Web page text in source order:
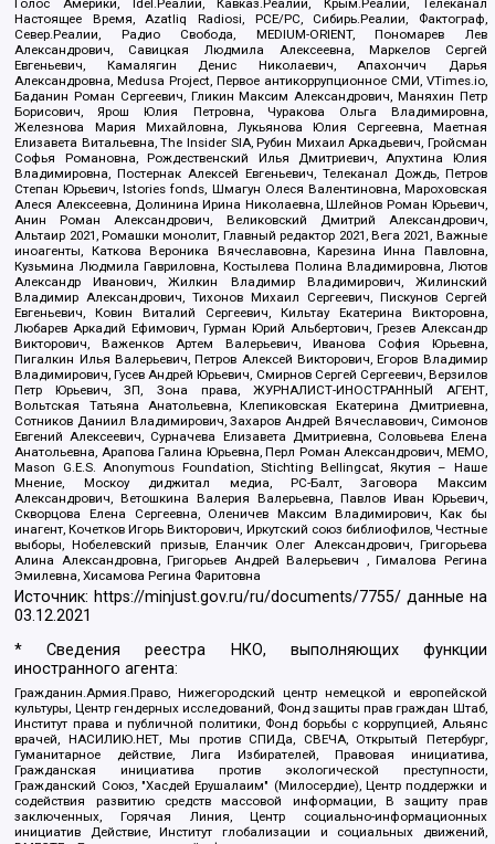
Настоящее Время, Azatliq Radiosi, PCE/PC, Сибирь.Реалии, Фактограф,
Север.Реалии, Радио Свобода, MEDIUM-ORIENT, Пономарев Лев
Александрович, Савицкая Людмила Алексеевна, Маркелов Сергей
Евгеньевич, Камалягин Денис Николаевич, Апахончич Дарья
Александровна, Medusa Project, Первое антикоррупционное СМИ, VTimes.io,
Баданин Роман Сергеевич, Гликин Максим Александрович, Маняхин Петр
Борисович, Ярош Юлия Петровна, Чуракова Ольга Владимировна,
Железнова Мария Михайловна, Лукьянова Юлия Сергеевна, Маетная
Елизавета Витальевна, The Insider SIA, Рубин Михаил Аркадьевич, Гройсман
Софья Романовна, Рождественский Илья Дмитриевич, Апухтина Юлия
Владимировна, Постернак Алексей Евгеньевич, Телеканал Дождь, Петров
Степан Юрьевич, Istories fonds, Шмагун Олеся Валентиновна, Мароховская
Алеся Алексеевна, Долинина Ирина Николаевна, Шлейнов Роман Юрьевич,
Анин Роман Александрович, Великовский Дмитрий Александрович,
Альтаир 2021, Ромашки монолит, Главный редактор 2021, Вега 2021, Важные
иноагенты, Каткова Вероника Вячеславовна, Карезина Инна Павловна,
Кузьмина Людмила Гавриловна, Костылева Полина Владимировна, Лютов
Александр Иванович, Жилкин Владимир Владимирович, Жилинский
Владимир Александрович, Тихонов Михаил Сергеевич, Пискунов Сергей
Евгеньевич, Ковин Виталий Сергеевич, Кильтау Екатерина Викторовна,
Любарев Аркадий Ефимович, Гурман Юрий Альбертович, Грезев Александр
Викторович, Важенков Артем Валерьевич, Иванова София Юрьевна,
Пигалкин Илья Валерьевич, Петров Алексей Викторович, Егоров Владимир
Владимирович, Гусев Андрей Юрьевич, Смирнов Сергей Сергеевич, Верзилов
Петр Юрьевич, ЗП, Зона права, ЖУРНАЛИСТ-ИНОСТРАННЫЙ АГЕНТ,
Вольтская Татьяна Анатольевна, Клепиковская Екатерина Дмитриевна,
Сотников Даниил Владимирович, Захаров Андрей Вячеславович, Симонов
Евгений Алексеевич, Сурначева Елизавета Дмитриевна, Соловьева Елена
Анатольевна, Арапова Галина Юрьевна, Перл Роман Александрович, МЕМО,
Mason G.E.S. Anonymous Foundation, Stichting Bellingcat, Якутия – Наше
Мнение, Москоу диджитал медиа, РС-Балт, Заговора Максим
Александрович, Ветошкина Валерия Валерьевна, Павлов Иван Юрьевич,
Скворцова Елена Сергеевна, Оленичев Максим Владимирович, Как бы
инагент, Кочетков Игорь Викторович, Иркутский союз библиофилов, Честные
выборы, Нобелевский призыв, Еланчик Олег Александрович, Григорьева
Алина Александровна, Григорьев Андрей Валерьевич , Гималова Регина
Эмилевна, Хисамова Регина Фаритовна
Источник: https://minjust.gov.ru/ru/documents/7755/ данные на
03.12.2021
* Сведения реестра НКО, выполняющих функции
иностранного агента:
Гражданин.Армия.Право, Нижегородский центр немецкой и европейской
культуры, Центр гендерных исследований, Фонд защиты прав граждан Штаб,
Институт права и публичной политики, Фонд борьбы с коррупцией, Альянс
врачей, НАСИЛИЮ.НЕТ, Мы против СПИДа, СВЕЧА, Открытый Петербург,
Гуманитарное действие, Лига Избирателей, Правовая инициатива,
Гражданская инициатива против экологической преступности,
Гражданский Союз, "Хасдей Ерушалаим" (Милосердие), Центр поддержки и
содействия развитию средств массовой информации, В защиту прав
заключенных, Горячая Линия, Центр социально-информационных
инициатив Действие, Институт глобализации и социальных движений,